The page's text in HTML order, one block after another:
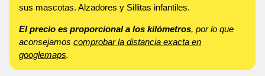
sus mascotas. Alzadores y Sillitas infantiles.
El precio es proporcional a los kilómetros, por lo que
aconsejamos comprobar la distancia exacta en
googlemaps.